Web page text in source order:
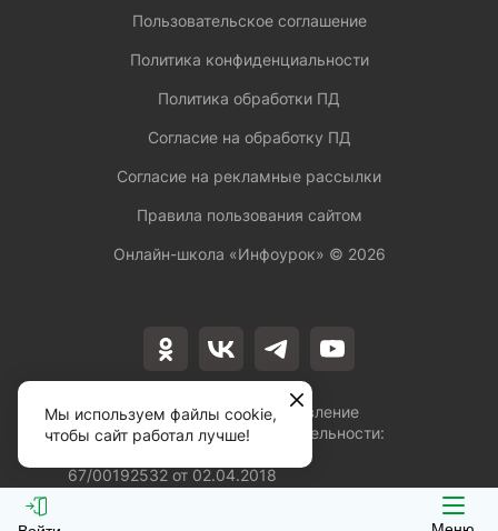
Лицензия на осуществление
образовательной деятельности:
67/00192532 от 02.04.2018
Пользовательское соглашение
Политика конфиденциальности
Политика обработки ПД
Согласие на обработку ПД
Согласие на рекламные рассылки
Правила пользования сайтом
Онлайн-школа «Инфоурок» © 2026
Мы используем файлы cookie,
чтобы сайт работал лучше!